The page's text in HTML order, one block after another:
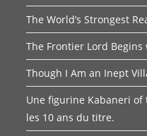
The World’s Strongest
The Frontier Lord
Though I Am an Inept
Une figurine Kabaneri
les 10 ans du titre.